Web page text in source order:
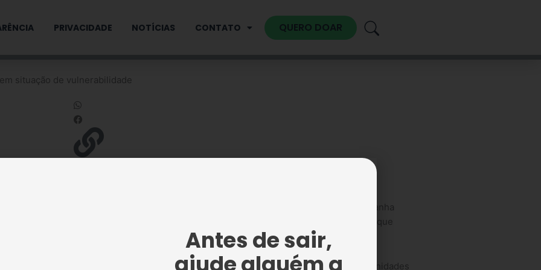
PRIVACIDADE NOTÍCIAS CONTATO QUERO DOAR
situação de vulnerabilidade
a Legião da Boa Vontade (LBV) intensifica suas ações solidárias por meio da campanha
para aquecer o inverno das populações mais vulneráveis, especialmente aquelas que
e beneficiará milhares de pessoas e famílias atendidas pela Instituição em suas unidades
Antes de sair,